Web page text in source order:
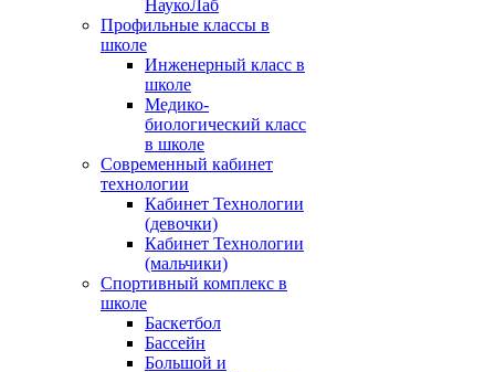
НаукоЛаб
Профильные классы в
школе
Инженерный класс в
школе
Медико-
биологический класс
в школе
Современный кабинет
технологии
Кабинет Технологии
(девочки)
Кабинет Технологии
(мальчики)
Спортивный комплекс в
школе
Баскетбол
Бассейн
Большой и